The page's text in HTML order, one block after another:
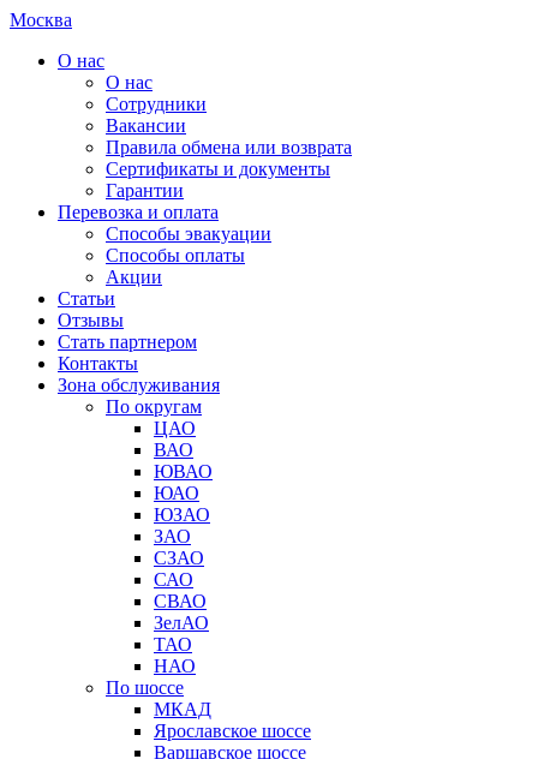
Москва
О нас
О нас
Сотрудники
Вакансии
Правила обмена или возврата
Сертификаты и документы
Гарантии
Перевозка и оплата
Способы эвакуации
Способы оплаты
Акции
Статьи
Отзывы
Стать партнером
Контакты
Зона обслуживания
По округам
ЦАО
ВАО
ЮВАО
ЮАО
ЮЗАО
ЗАО
СЗАО
САО
СВАО
ЗелАО
ТАО
НАО
По шоссе
МКАД
Ярославское шоссе
Варшавское шоссе